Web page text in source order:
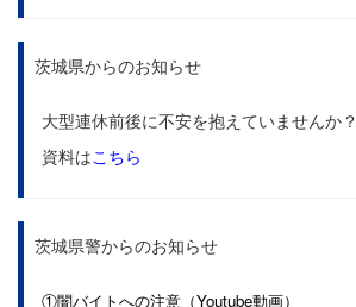
茨城県からのお知らせ
大型連休前後に不安を抱えていませんか？
資料はこちら
茨城県警からのお知らせ
①闇バイトへの注意（Youtube動画）